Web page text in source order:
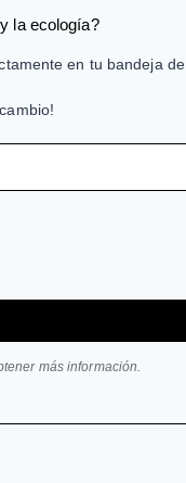
la ecología?
en tu bandeja
más información.